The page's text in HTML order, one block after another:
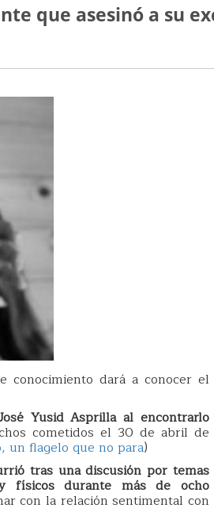
que asesinó a su
conocimiento dará a conocer el
José Yusid Asprilla al encontrarlo
cometidos el 30 de abril de
un flagelo que no para)
tras una discusión por temas
físicos durante más de ocho
con la relación sentimental con